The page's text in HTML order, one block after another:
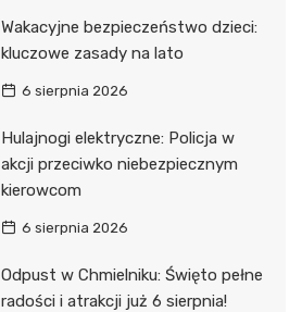
Wakacyjne bezpieczeństwo dzieci:
kluczowe zasady na lato
6 sierpnia 2026
Hulajnogi elektryczne: Policja w
akcji przeciwko niebezpiecznym
kierowcom
6 sierpnia 2026
Odpust w Chmielniku: Święto pełne
radości i atrakcji już 6 sierpnia!